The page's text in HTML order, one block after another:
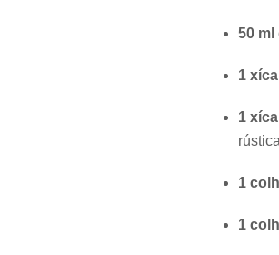
50 ml
1
1
1
1